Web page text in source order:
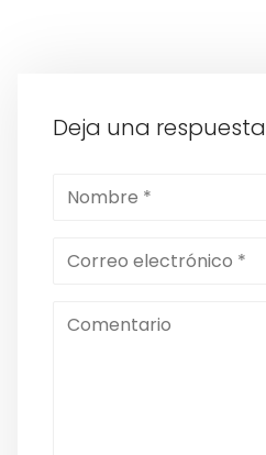
Deja una respuesta